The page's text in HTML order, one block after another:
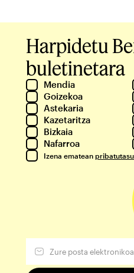
Harpidetu
buletinetara
Mendia
Goizekoa
Astekaria
Kazetaritza
Bizkaia
Nafarroa
Izena ematean